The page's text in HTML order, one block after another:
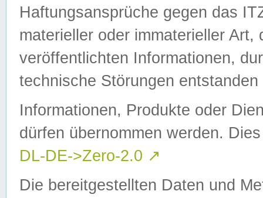
Haftungsansprüche gegen das
materieller oder immaterieller
veröffentlichten Informationen,
technische Störungen
Informationen, Produkte oder
dürfen übernommen werden.
DL-DE->Zero-2.0 ↗
Die bereitgestellten Daten und